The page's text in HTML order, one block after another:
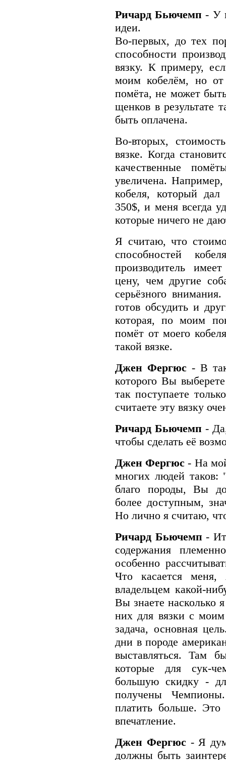
Ричард Бьючемп- У
идеи.
Во-первых, до тех
способности
вязку. К примеру,
моим кобелём, но
помёта, не может
щенков в результате
быть оплачена.
Во-вторых,
вязке. Когда
качественные
увеличена.
кобеля, который
350$, и меня всегда
которые ничего не
Я считаю, что
способностей
производитель
цену, чем другие
серьёзного
готов обсудить и
которая, по моим
помёт от моего
такой вязке.
Джен Фергюс - В
которого Вы
так поступаете
считаете эту вязку
Ричард Бьючемп -
чтобы сделать её
Джен Фергюс- На
многих людей таков:
благо породы, Вы
более доступным,
Но лично я считаю,
Ричард Бьючемп-
содержания
особенно
Что касается меня,
владельцем какой-
Вы знаете насколько
них для вязки с
задача, основная
дни в породе
выставляться. Там
которые для сук-
большую скидку -
получены
платить больше. Это
впечатление.
Джен Фергюс - Я
должны быть